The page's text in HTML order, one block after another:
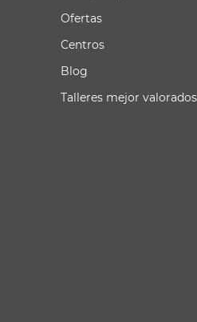
Ofertas
Centros
Blog
Talleres mejor valorados